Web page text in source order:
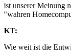
ist unserer Meinung
"wahren
KT:
Wie weit ist die